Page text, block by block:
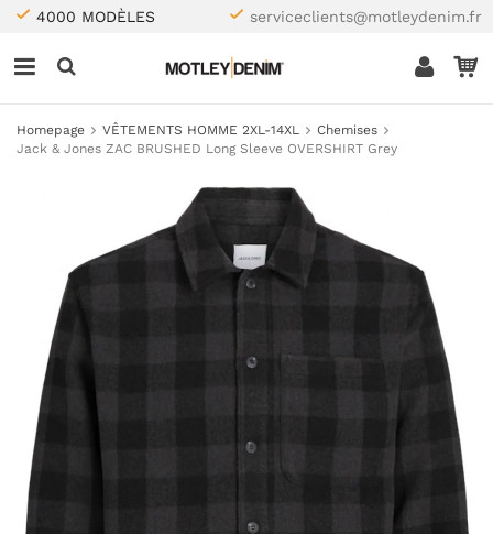
4000 MODÈLES serviceclients@motleydenim.fr
Homepage VÊTEMENTS HOMME 2XL-14XL
Chemises
Jack & Jones ZAC BRUSHED Long Sleeve OVERSHIRT Grey